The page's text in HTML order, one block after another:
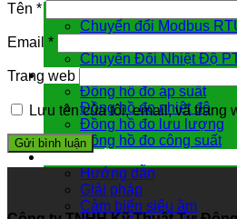
Hiển Thị | Điều Khiển
Chuyển đổi Modbus
Chuyển Đổi 4 -20mA |
Chuyển Đổi Nhiệt Độ
Đồng hồ đo
Đồng hồ đo áp suất
Đồng hồ đo nhiệt độ
Đồng hồ đo lưu lượng
Đồng hồ đo công suất
Hướng dẫn & giải pháp
Hướng dẫn
Giải pháp
Cảm biến siêu âm
Tên *
Email *
Trang web
Lưu tên của tôi, email, và trang